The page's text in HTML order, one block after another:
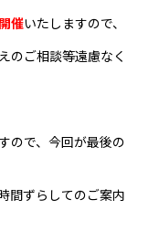
催いたしますので、
のご相談等遠慮なく
ので、今回が最後の
間ずらしてのご案内